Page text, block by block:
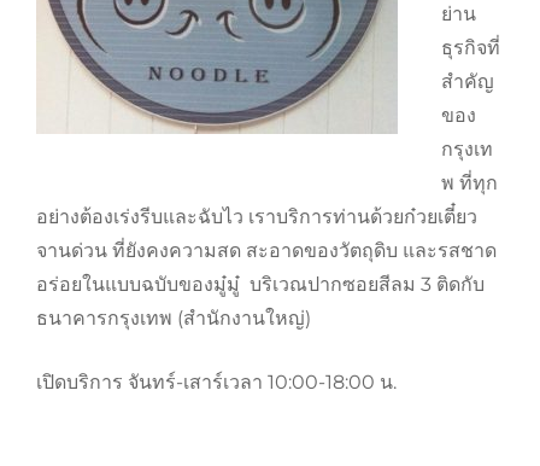
ย่าน
ธุรกิจที่
สำคัญ
ของ
กรุงเท
พ ที่ทุก
อย่างต้องเร่งรีบและฉับไว เราบริการท่านด้วยก๋วยเตี๋ยว
จานด่วน ที่ยังคงความสด สะอาดของวัตถุดิบ และรสชาด
อร่อยในแบบฉบับของมู๋มู๋ บริเวณปากซอยสีลม 3 ติดกับ
ธนาคารกรุงเทพ (สำนักงานใหญ่)
เปิดบริการ จันทร์-เสาร์เวลา 10:00-18:00 น.